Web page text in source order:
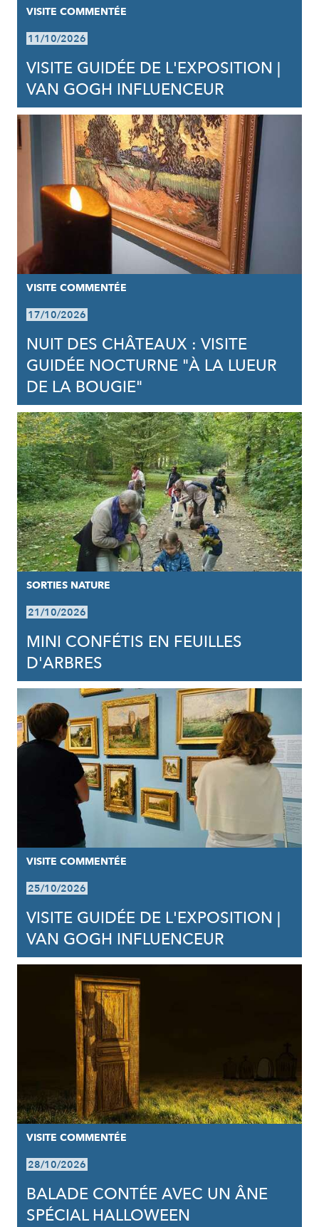
VISITE COMMENTÉE
11/10/2026
VISITE GUIDÉE DE L'EXPOSITION |
VAN GOGH INFLUENCEUR
VISITE COMMENTÉE
17/10/2026
NUIT DES CHÂTEAUX : VISITE
GUIDÉE NOCTURNE "À LA LUEUR
DE LA BOUGIE"
SORTIES NATURE
21/10/2026
MINI CONFÉTIS EN FEUILLES
D'ARBRES
VISITE COMMENTÉE
25/10/2026
VISITE GUIDÉE DE L'EXPOSITION |
VAN GOGH INFLUENCEUR
VISITE COMMENTÉE
28/10/2026
BALADE CONTÉE AVEC UN ÂNE
SPÉCIAL HALLOWEEN